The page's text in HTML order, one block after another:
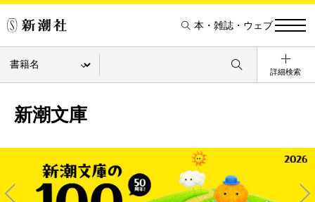
本・雑誌・ウェブ
詳細検索
新潮文庫